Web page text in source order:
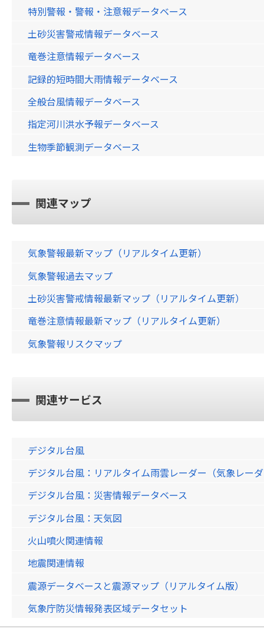
特別警報・警報・注意報データベース
土砂災害警戒情報データベース
竜巻注意情報データベース
記録的短時間大雨情報データベース
全般台風情報データベース
指定河川洪水予報データベース
生物季節観測データベース
関連マップ
気象警報最新マップ（リアルタイム更新）
気象警報過去マップ
土砂災害警戒情報最新マップ（リアルタイム更新）
竜巻注意情報最新マップ（リアルタイム更新）
気象警報リスクマップ
関連サービス
デジタル台風
デジタル台風：リアルタイム雨雲レーダー（気象レー
デジタル台風：災害情報データベース
デジタル台風：天気図
火山噴火関連情報
地震関連情報
震源データベースと震源マップ（リアルタイム版）
気象庁防災情報発表区域データセット